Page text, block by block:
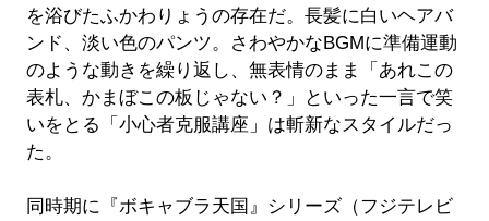
を浴びたふかわりょうの存在だ。長髪に白いヘアバ
ンド、淡い色のパンツ。さわやかなBGMに準備運動
のような動きを繰り返し、無表情のまま「あれこの
表札、かまぼこの板じゃない？」といった一言で笑
いをとる「小心者克服講座」は斬新なスタイルだっ
た。
同時期に『ボキャブラ天国』シリーズ（フジテレビ